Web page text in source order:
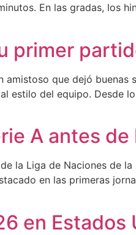
En las gradas, los
primer
que dejó buenas
estilo del equipo. Desde
A antes
la Liga de Naciones de
en las primeras
en Estados